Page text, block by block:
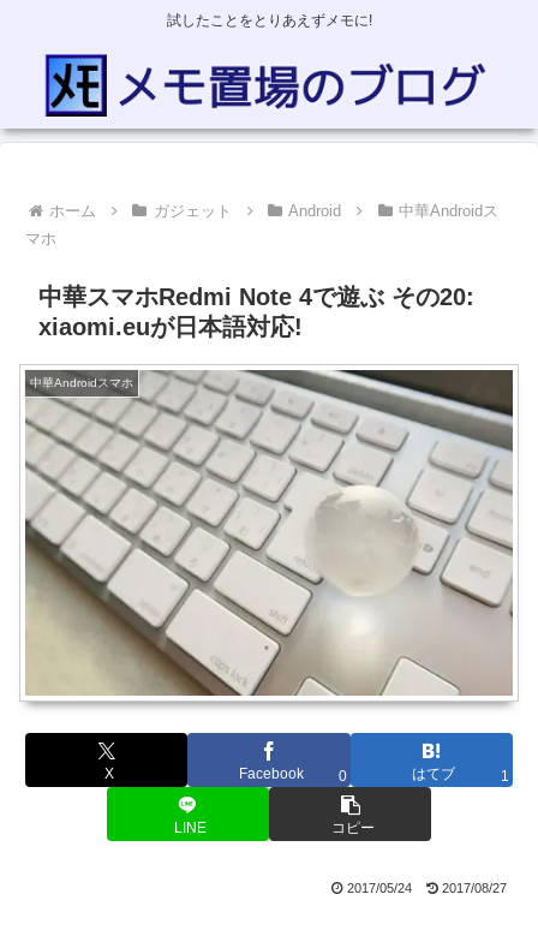
試したことをとりあえずメモに!
ホーム ガジェット Android
中華Androidス
マホ
中華スマホRedmi Note 4で遊ぶ その20:
xiaomi.euが日本語対応!
中華Androidスマホ
X Facebook 0 はてブ 1
LINE コピー
2017/05/24 2017/08/27